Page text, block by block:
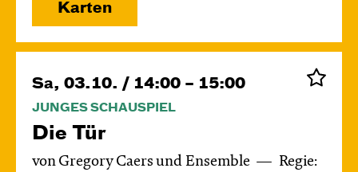
Karten
Sa, 03.10. / 14:00 – 15:00
JUNGES SCHAUSPIEL
Die Tür
von Gregory Caers und Ensemble Regie: